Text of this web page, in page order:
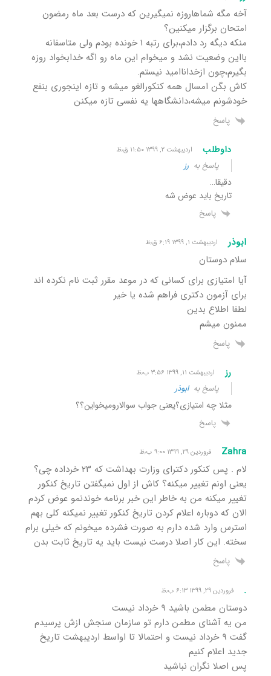
آخه مگه شماهاروزه نمیگیرین که درست بعد ماه رمضون
امتحان برگزار میکنین؟
منکه دیگه رد دادم،برای رتبه ۱ خونده بودم ولی متاسفانه
بااین وضعیت نشد و میخوام این ماه رو اگه خدابخواد روزه
بگیرم،چون ازخداناامید نیستم.
کاش بگن امسال همه کنکورالغو میشه و تازه اینجوری بنفع
خودشونم میشه،دانشگاهها یه نفسی تازه میکنن
پاسخ
داوطلب اردیبهشت ۲, ۱۳۹۹ ۱۱:۵۰ ق٫ظ
پاسخ به رز
دقیقا…
تاریخ باید عوض شه
پاسخ
ابوذر اردیبهشت ۱, ۱۳۹۹ ۶:۱۹ ق٫ظ
سلام دوستان
آیا امتیازی برای کسانی که در موعد مقرر ثبت نام نکرده اند
برای آزمون دکتری فراهم شده یا خیر
لطفا اطلاع بدین
ممنون میشم
پاسخ
رز اردیبهشت ۱۱, ۱۳۹۹ ۳:۵۶ ب٫ظ
پاسخ بهابوذر
مثلا چه امتیازی؟یعنی جواب سوالارومیخواین؟؟
پاسخ
Zahra فروردین ۲۹, ۱۳۹۹ ۹:۰۰ ب٫ظ
لام . پس کنکور دکترای وزارت بهداشت که ۲۳ خرداده چی؟
یعنی اونم تغییر میکنه؟ کاش از اول نمیگفتن تاریخ کنکور
تغییر میکنه من به خاطر این خبر برنامه خوندنمو عوض کردم
الان که دوباره اعلام کردن تاریخ کنکور تغییر نمیکنه کلی بهم
استرس وارد شده دارم به صورت فشرده میخونم که خیلی برام
سخته. این کار اصلا درست نیست باید یه تاریخ ثابت بدن
پاسخ
. فروردین ۲۹, ۱۳۹۹ ۶:۱۳ ب٫ظ
دوستان مطمن باشید ۹ خرداد نیست
من یه آشنای مطمن دارم تو سازمان سنجش ازش پرسیدم
گفت ۹ خرداد نیست و احتمالا تا اواسط اردیبهشت تاریخ
جدید اعلام کنیم
پس اصلا نگران نباشید